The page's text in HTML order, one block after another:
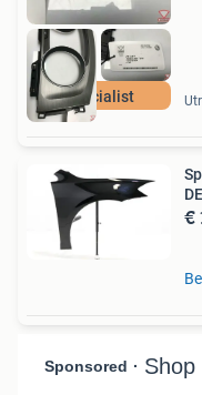
Specialist
€